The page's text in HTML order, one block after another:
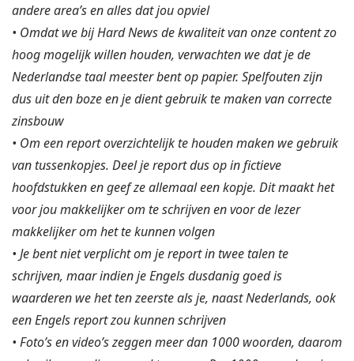
andere area’s en alles dat jou opviel
• Omdat we bij Hard News de kwaliteit van onze content zo
hoog mogelijk willen houden, verwachten we dat je de
Nederlandse taal meester bent op papier. Spelfouten zijn
dus uit den boze en je dient gebruik te maken van correcte
zinsbouw
• Om een report overzichtelijk te houden maken we gebruik
van tussenkopjes. Deel je report dus op in fictieve
hoofdstukken en geef ze allemaal een kopje. Dit maakt het
voor jou makkelijker om te schrijven en voor de lezer
makkelijker om het te kunnen volgen
• Je bent niet verplicht om je report in twee talen te
schrijven, maar indien je Engels dusdanig goed is
waarderen we het ten zeerste als je, naast Nederlands, ook
een Engels report zou kunnen schrijven
• Foto’s en video’s zeggen meer dan 1000 woorden, daarom